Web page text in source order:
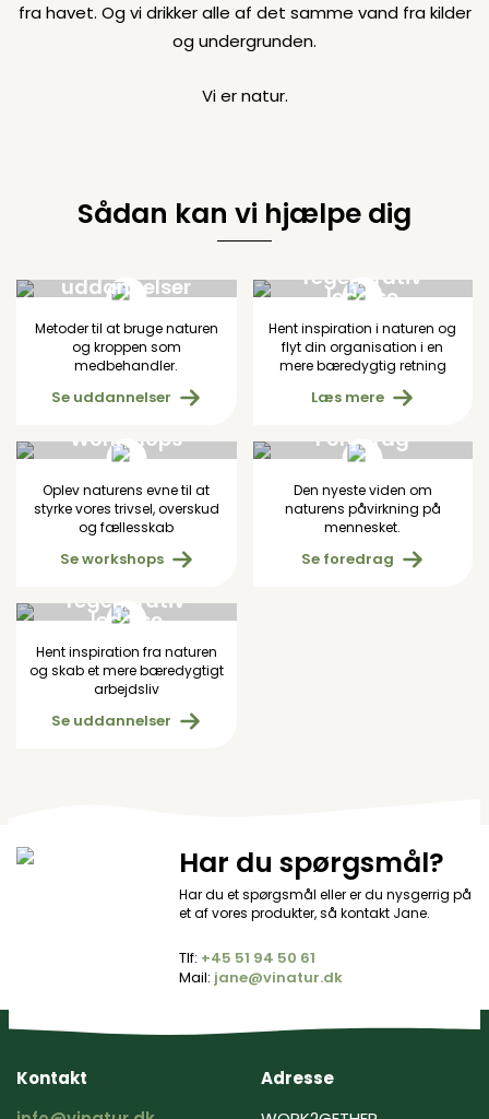
fra havet. Og vi drikker alle af det samme vand fra kilder
og undergrunden.
Vi er natur.
Sådan kan vi hjælpe dig
uddannelser
Metoder til at bruge naturen
og kroppen som
medbehandler.
Se uddannelser
regenerativ
ledelse
Hent inspiration i naturen og
flyt din organisation i en
mere bæredygtig retning
Læs mere
Workshops
Oplev naturens evne til at
styrke vores trivsel, overskud
og fællesskab
Se workshops
Foredrag
Den nyeste viden om
naturens påvirkning på
mennesket.
Se foredrag
regenerativ
ledelse
Hent inspiration fra naturen
og skab et mere bæredygtigt
arbejdsliv
Se uddannelser
Har du spørgsmål?
Har du et spørgsmål eller er du nysgerrig på
et af vores produkter, så kontakt Jane.
Tlf: +45 ‭51 94 50 61‬
Mail: jane@vinatur.dk
Kontakt
Adresse